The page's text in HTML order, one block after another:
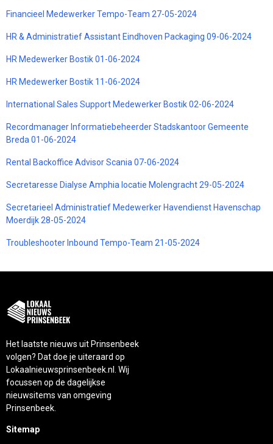
Financieel Medewerker Tempo-Team 27-05-2024
HR & Administratief Assistant Eindhoven Packaging 09-06-2024
HR Medewerker Bostik 01-06-2024
HR Medewerker Bostik 11-06-2024
International Sales Support Medewerker Bostik 02-06-2024
Recordmanager Informatiebeheerder Stadskantoor Gemeente
Breda 01-06-2024
Rental Backoffice Advisor Scania 07-06-2024
Secretaresse Dialyse Amphia locatie Molengracht 29-05-2024
Secretarieel Administratief Medewerker Havendienst Havenschap
Moerdijk 28-05-2024
Troubleshooter Inbound Tempo-Team 21-05-2024
Het laatste nieuws uit Prinsenbeek
volgen? Dat doe je uiteraard op
Lokaalnieuwsprinsenbeek.nl. Wij
focussen op de dagelijkse
nieuwsitems van omgeving
Prinsenbeek.
Sitemap